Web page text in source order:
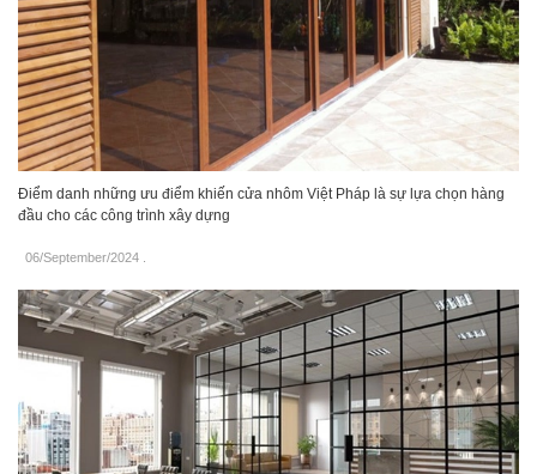
Điểm danh những ưu điểm khiến cửa nhôm Việt Pháp là sự lựa chọn hàng
đầu cho các công trình xây dựng
06/September/2024 .